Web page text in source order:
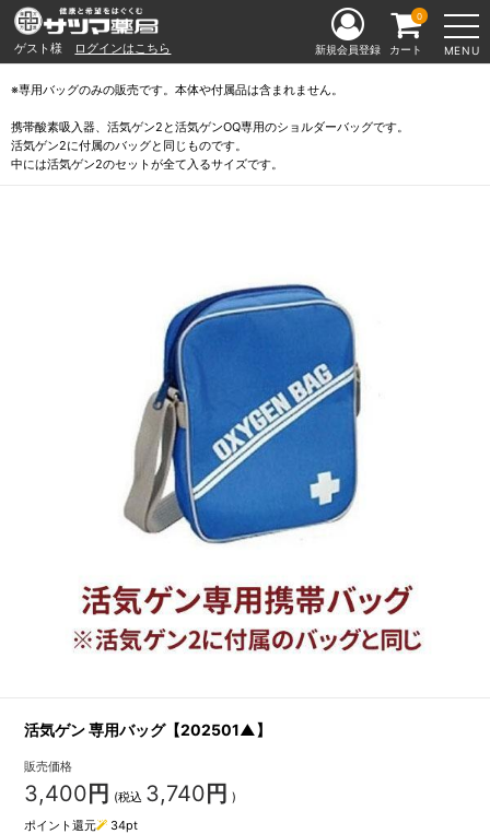
ゲスト様 ログインはこちら MENU
新規会員登録 カート
0
※専用バッグのみの販売です。本体や付属品は含まれません。
携帯酸素吸入器、活気ゲン2と活気ゲンOQ専用のショルダーバッグです。
活気ゲン2に付属のバッグと同じものです。
中には活気ゲン2のセットが全て入るサイズです。
活気ゲン 専用バッグ【202501▲】
販売価格
3,400 円 (税込 3,740 円 )
ポイント還元
34pt